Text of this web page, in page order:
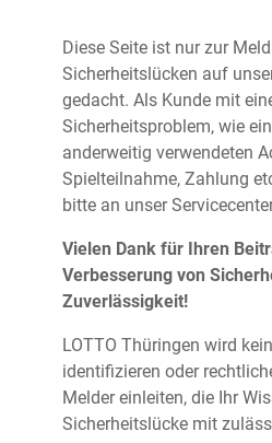
Diese Seite ist nur zur
Sicherheitslücken auf
gedacht. Als Kunde mit
Sicherheitsproblem, wie
anderweitig verwendeten
Spielteilnahme, Zahlung
bitte an unser
Vielen Dank für Ihren
Verbesserung von
Zuverlässigkeit!
LOTTO Thüringen wird
identifizieren oder
Melder einleiten, die Ihr
Sicherheitslücke mit